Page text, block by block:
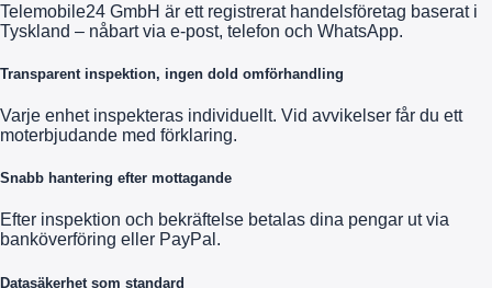
Telemobile24 GmbH är ett registrerat handelsföretag baserat i
Tyskland – nåbart via e-post, telefon och WhatsApp.
Transparent inspektion, ingen dold omförhandling
Varje enhet inspekteras individuellt. Vid avvikelser får du ett
moterbjudande med förklaring.
Snabb hantering efter mottagande
Efter inspektion och bekräftelse betalas dina pengar ut via
banköverföring eller PayPal.
Datasäkerhet som standard